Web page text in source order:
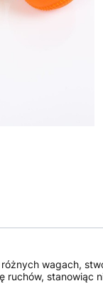
wagach,
ruchów, stanowiąc